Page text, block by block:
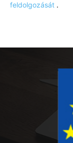
feldolgozását .